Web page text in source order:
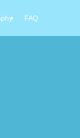
FAQ